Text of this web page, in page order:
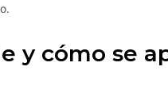
y cómo se